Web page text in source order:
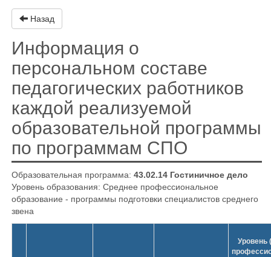
Назад
Информация о
персональном составе
педагогических работников
каждой реализуемой
образовательной программы
по программам СПО
Образовательная программа: 43.02.14 Гостиничное дело
Уровень образования: Среднее профессиональное
образование - программы подготовки специалистов среднего
звена
Уровень